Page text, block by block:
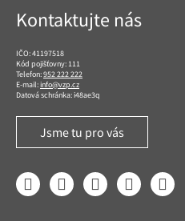
Kontaktujte nás
IČO: 41197518
Kód pojišťovny: 111
Telefon:952 222 222
E-mail:info@vzp.cz
Datová schránka: i48ae3q
Jsme tu pro vás
FacebookLinkedIn YouTube InstagramTwitter